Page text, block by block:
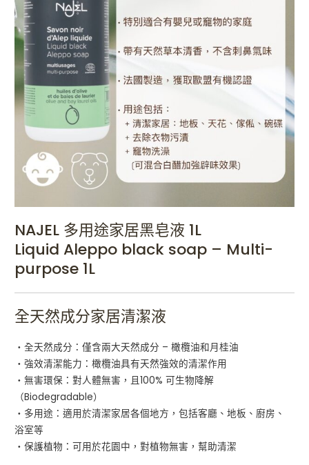
NAJEL 多用途家居黑皂液 1L
Liquid Aleppo black soap – Multi-
purpose 1L
全天然成分家居清潔液
・全天然成分：僅含兩大天然成分 – 橄欖油和月桂油
・強效清潔能力：橄欖油具有天然強效的清潔作用
・無害環保：對人體無害，且100% 可生物降解
（Biodegradable）
・多用途：適用於清潔家居各個地方，包括客廳、地板、廚房、
浴室等
・保護植物：可用於花園中，對植物無害，幫助清潔